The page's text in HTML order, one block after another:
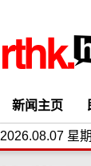
新闻主页
2026.08.07 星